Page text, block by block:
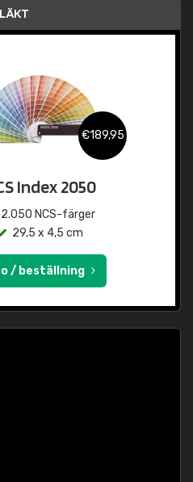
€189,95
Index 2050
2.050 NCS-färger
29,5 x 4,5 cm
/ beställning